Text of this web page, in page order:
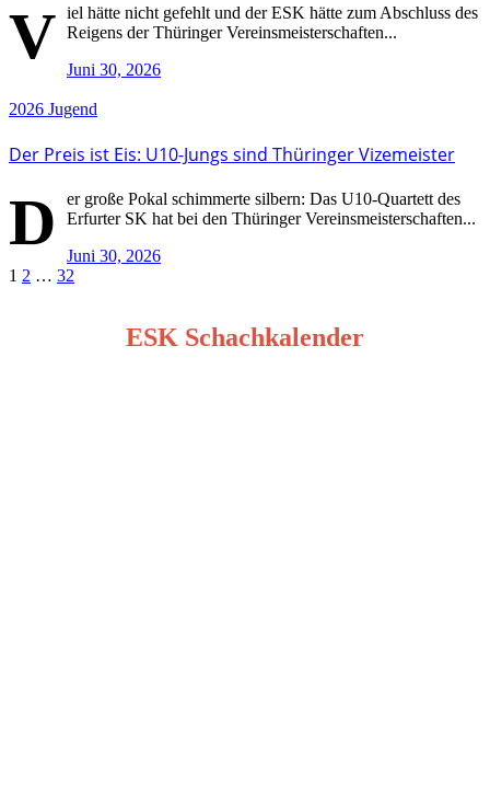
V iel hätte nicht gefehlt und der ESK hätte zum Abschluss des
Reigens der Thüringer Vereinsmeisterschaften...
Juni 30, 2026
2026 Jugend
Der Preis ist Eis: U10-Jungs sind Thüringer Vizemeister
D
er große Pokal schimmerte silbern: Das U10-Quartett des
Erfurter SK hat bei den Thüringer Vereinsmeisterschaften...
Juni 30, 2026
Seitennummerierung
1 2 … 32
ESK Schachkalender